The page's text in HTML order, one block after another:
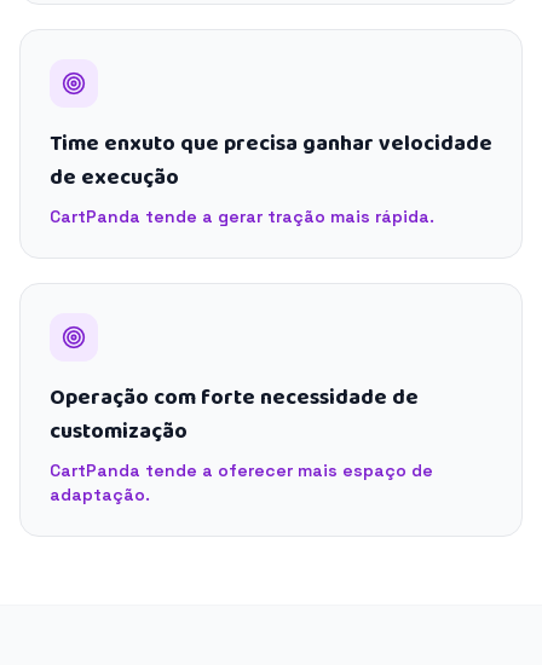
Time enxuto que precisa ganhar velocidade
de execução
CartPanda tende a gerar tração mais rápida.
Operação com forte necessidade de
customização
CartPanda tende a oferecer mais espaço de
adaptação.